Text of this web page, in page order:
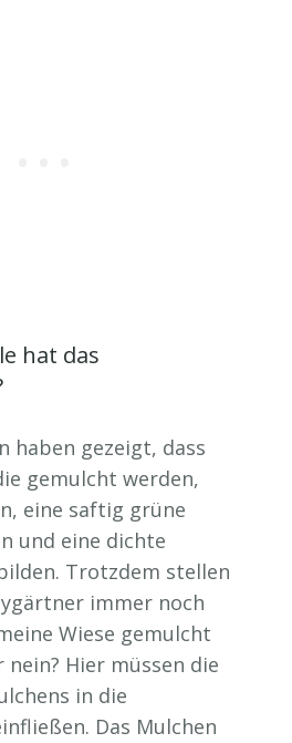
hat das
haben gezeigt, dass
gemulcht werden,
eine saftig grüne
und eine dichte
Trotzdem stellen
immer noch
Wiese gemulcht
Hier müssen die
in die
Das Mulchen